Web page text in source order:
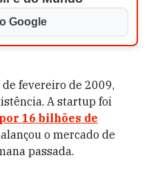
Google
fevereiro de 2009,
A startup foi
16 bilhões de
o mercado de
passada.